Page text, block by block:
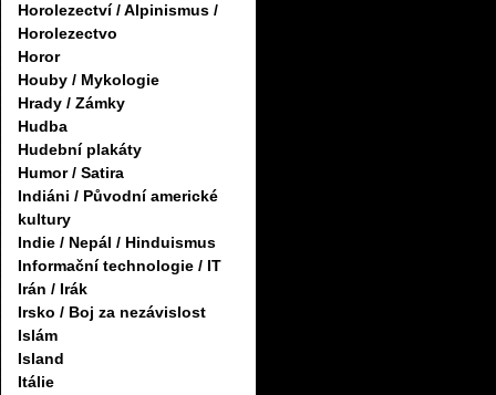
Horolezectví / Alpinismus /
Horolezectvo
Horor
Houby / Mykologie
Hrady / Zámky
Hudba
Hudební plakáty
Humor / Satira
Indiáni / Původní americké
kultury
Indie / Nepál / Hinduismus
Informační technologie / IT
Irán / Irák
Irsko / Boj za nezávislost
Islám
Island
Itálie